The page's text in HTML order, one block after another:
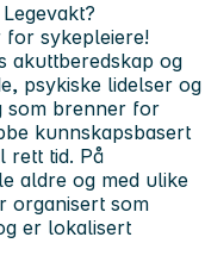
for sykepleiere!
akuttberedskap og
psykiske lidelser og
som brenner for
kunnskapsbasert
rett tid. På
aldre og med ulike
organisert som
er lokalisert